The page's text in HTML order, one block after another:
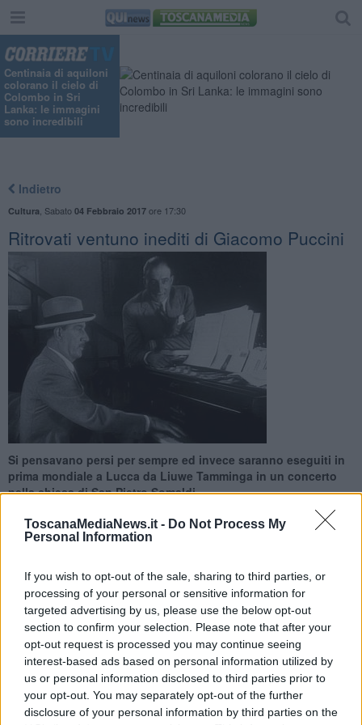
ToscanaMediaNews.it - Do Not Process My
Personal Information
If you wish to opt-out of the sale, sharing to third parties, or
processing of your personal or sensitive information for
targeted advertising by us, please use the below opt-out
section to confirm your selection. Please note that after your
opt-out request is processed you may continue seeing
interest-based ads based on personal information utilized by
us or personal information disclosed to third parties prior to
your opt-out. You may separately opt-out of the further
disclosure of your personal information by third parties on the
Centinaia di aquiloni
colorano il cielo di
Colombo in Sri
Lanka: le immagini
sono incredibili
Indietro
Cultura Sabato 04 Febbraio 2017ore 17:30
Ritrovati ventuno inediti di Giacomo Puccini
Si pensavano persi per sempre ed invece saranno eseguiti in
prima mondiale a Lucca da Liuwe Tamminga in un concerto
nella chiesa di San Pietro Somaldi
LUCCA —Si sapeva che esistevano, ma dal 1950 si erano perse
le loro tracce. I ventuno pezzi composti dal Maestro in età
giovanile, sono stati ritrovati grazie ad una attenta ricerca fatta dal
Centro studi Giacomo Puccini. Gli inediti saranno eseguiti in prima
mondiale a Lucca il 5 maggio da Liuwe Tamminga, in un concerto
nella chiesa di San Pietro Somaldi, durante il"Lucca classica music
festival" .
Sulla loro autenticità, non vi sono dubbi: la grafia è quella di